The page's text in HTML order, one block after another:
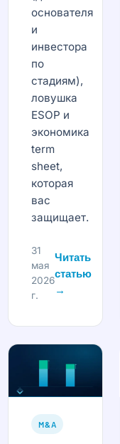
основателя
и
инвестора
по
стадиям),
ловушка
ESOP и
экономика
term
sheet,
которая
вас
защищает.
31
мая
2026
г.
Читать
статью
→
M&A